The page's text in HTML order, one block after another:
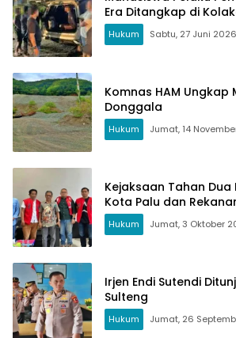
Era Ditangkap di
Hukum Sabtu, 27 Juni 2026
Komnas HAM Ungkap
Donggala
Hukum Jumat, 14
Kejaksaan Tahan Dua
Kota Palu dan
Hukum Jumat, 3 Oktober
Irjen Endi Sutendi
Sulteng
Hukum Jumat, 26